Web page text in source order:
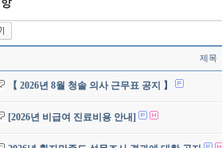
제목
【 2026년 8월 청솔 의사 근무표 공지 】
[2026년 비급여 진료비용 안내]